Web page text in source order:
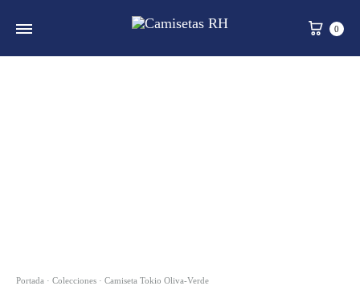
0
Portada · Colecciones · Camiseta Tokio Oliva-Verde